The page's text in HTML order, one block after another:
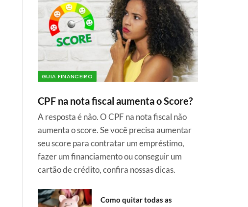
GUIA FINANCEIRO
CPF na nota fiscal aumenta o Score?
A resposta é não. O CPF na nota fiscal não
aumenta o score. Se você precisa aumentar
seu score para contratar um empréstimo,
fazer um financiamento ou conseguir um
cartão de crédito, confira nossas dicas.
Como quitar todas as